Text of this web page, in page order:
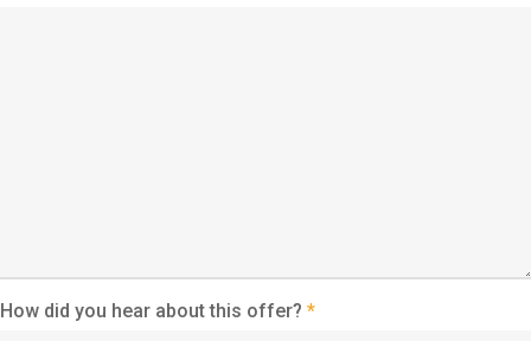
How did you hear about this offer? *